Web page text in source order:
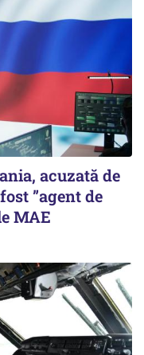
acuzată de
”agent de
MAE